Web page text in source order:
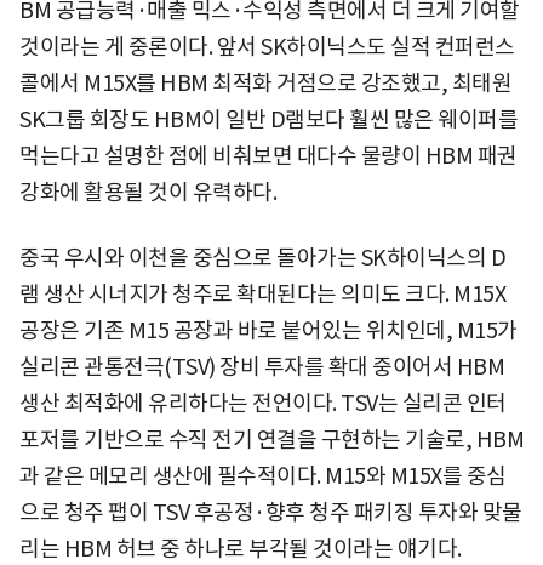
BM 공급능력·매출 믹스·수익성 측면에서 더 크게 기여할
것이라는 게 중론이다. 앞서 SK하이닉스도 실적 컨퍼런스
콜에서 M15X를 HBM 최적화 거점으로 강조했고, 최태원
SK그룹 회장도 HBM이 일반 D램보다 훨씬 많은 웨이퍼를
먹는다고 설명한 점에 비춰보면 대다수 물량이 HBM 패권
강화에 활용될 것이 유력하다.
중국 우시와 이천을 중심으로 돌아가는 SK하이닉스의 D
램 생산 시너지가 청주로 확대된다는 의미도 크다. M15X
공장은 기존 M15 공장과 바로 붙어있는 위치인데, M15가
실리콘 관통전극(TSV) 장비 투자를 확대 중이어서 HBM
생산 최적화에 유리하다는 전언이다. TSV는 실리콘 인터
포저를 기반으로 수직 전기 연결을 구현하는 기술로, HBM
과 같은 메모리 생산에 필수적이다. M15와 M15X를 중심
으로 청주 팹이 TSV 후공정·향후 청주 패키징 투자와 맞물
리는 HBM 허브 중 하나로 부각될 것이라는 얘기다.